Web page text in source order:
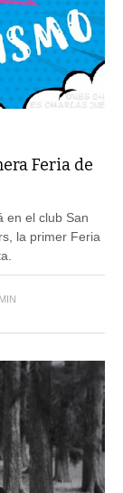
Feria de
en el club San
la primer Feria